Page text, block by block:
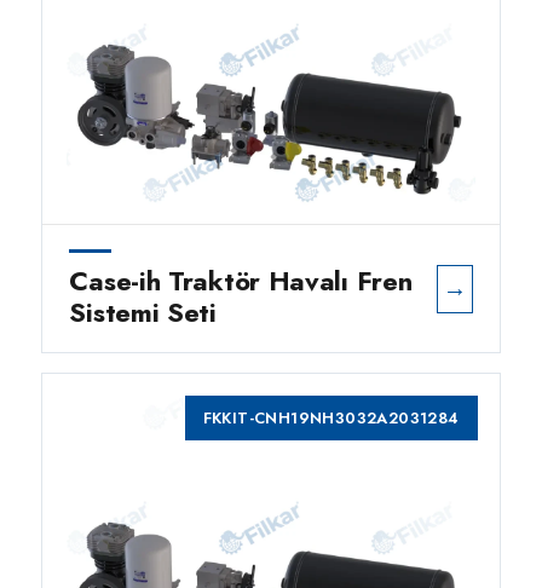
Case-ih Traktör Havalı Fren
Sistemi Seti
→
FKKIT-CNH19NH3032A2031284